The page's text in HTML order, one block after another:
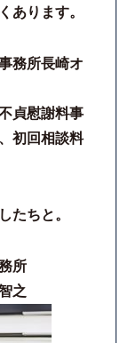
あります。
務所長崎オ
貞慰謝料事
初回相談料
たちと。
所
之